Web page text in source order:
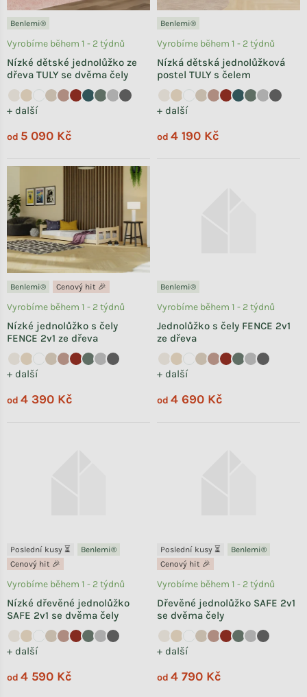
Benlemi®
Nízké dětské jednolůžko ze
dřeva TULY se dvěma čely
+ další
Vyrobíme během 1 - 2 týdnů
od 5 090 Kč
Benlemi®
Nízká dětská jednolůžková
postel TULY s čelem
+ další
Vyrobíme během 1 - 2 týdnů
od 4 190 Kč
Benlemi® Cenový hit 🎉
Nízké jednolůžko s čely
FENCE 2v1 ze dřeva
+ další
Vyrobíme během 1 - 2 týdnů
od 4 390 Kč
Benlemi®
Jednolůžko s čely FENCE 2v1
ze dřeva
+ další
Vyrobíme během 1 - 2 týdnů
od 4 690 Kč
Poslední kusy ⏳
Benlemi®
Cenový hit 🎉
Nízké dřevěné jednolůžko
SAFE 2v1 se dvěma čely
+ další
Vyrobíme během 1 - 2 týdnů
od 4 590 Kč
Poslední kusy ⏳
Benlemi®
Cenový hit 🎉
Dřevěné jednolůžko SAFE 2v1
se dvěma čely
+ další
Vyrobíme během 1 - 2 týdnů
od 4 790 Kč